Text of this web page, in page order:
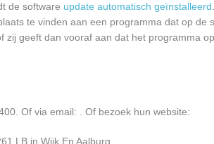
de software update automatisch geïnstalleerd
te vinden aan een programma dat op de
geeft dan vooraf aan dat het programma
Of via email: . Of bezoek hun website:
LB in Wijk En Aalburg.